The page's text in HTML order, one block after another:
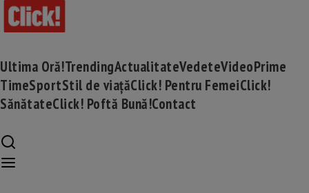
Ultima Oră!TrendingActualitateVedeteVideoPrime
TimeSportStil de viațăClick! Pentru FemeiClick!
SănătateClick! Poftă Bună!Contact